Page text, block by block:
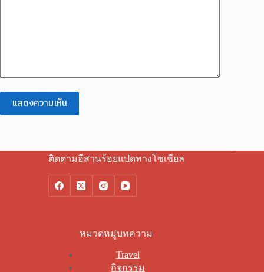
แสดงความเห็น
ติดตามอีสานร้อยแปดทางโซเชียล
หมวดหมู่บทความ
Travel
กิจกรรม